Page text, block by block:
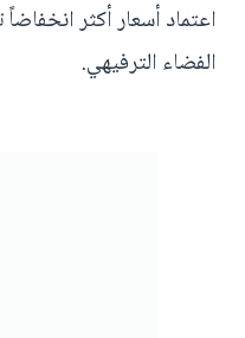
اعتماد أسعار أكثر
الفضاء الترفيهي.